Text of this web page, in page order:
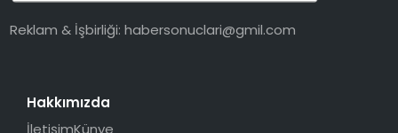
Reklam & İşbirliği:habersonuclari@gmil.com
Hakkımızda
İletişimKünye